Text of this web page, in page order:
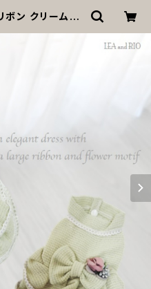
ボン クリーム色
換不可 | MOAN